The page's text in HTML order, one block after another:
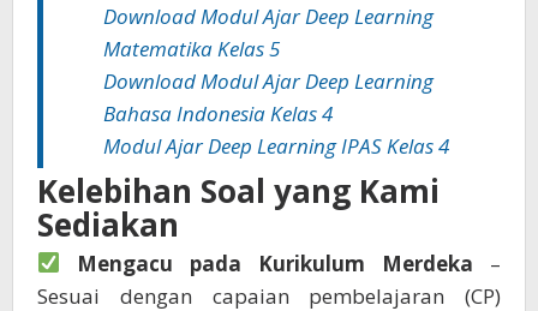
Download Modul Ajar Deep Learning
Matematika Kelas 5
Download Modul Ajar Deep Learning
Bahasa Indonesia Kelas 4
Modul Ajar Deep Learning IPAS Kelas 4
Kelebihan Soal yang Kami
Sediakan
Mengacu pada Kurikulum Merdeka –
Sesuai dengan capaian pembelajaran (CP)